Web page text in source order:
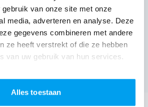
van onze site met onze
media, adverteren en analyse. Deze
gegevens combineren met andere
ze heeft verstrekt of die ze hebben
van uw gebruik van hun services.
Alles toestaan
DJ's)